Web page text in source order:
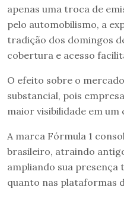
apenas uma troca de
pelo automobilismo, a
tradição dos domingos
cobertura e acesso
O efeito sobre o
substancial, pois
maior visibilidade em um
A marca Fórmula 1
brasileiro, atraindo
ampliando sua
quanto nas plataformas